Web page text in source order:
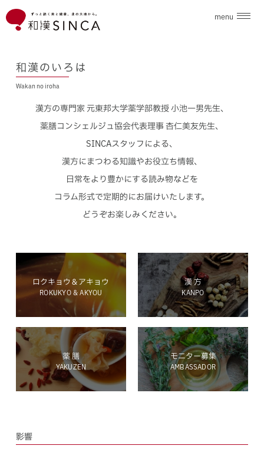
menu
ブランド
こだわり素材
ホールディングス サイト
Language
和漢のいろは
Wakan no iroha
漢方の専門家 元東邦大学薬学部教授 小池一男先生、
薬膳コンシェルジュ協会代表理事 杏仁美友先生、
SINCAスタッフによる、
漢方にまつわる知識やお役立ち情報、
日常をより豊かにする読み物などを
コラム形式で定期的にお届けいたします。
どうぞお楽しみください。
ロクキョウ＆アキョウ
ROKUKYO & AKYOU
漢 方
KANPO
薬 膳
YAKUZEN
モニター募集
AMBASSADOR
影響